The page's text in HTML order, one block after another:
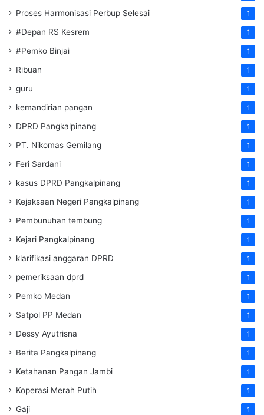
Proses Harmonisasi Perbup Selesai 1
#Depan RS Kesrem 1
#Pemko Binjai 1
Ribuan 1
guru 1
kemandirian pangan 1
DPRD Pangkalpinang 1
PT. Nikomas Gemilang 1
Feri Sardani 1
kasus DPRD Pangkalpinang 1
Kejaksaan Negeri Pangkalpinang 1
Pembunuhan tembung 1
Kejari Pangkalpinang 1
klarifikasi anggaran DPRD 1
pemeriksaan dprd 1
Pemko Medan 1
Satpol PP Medan 1
Dessy Ayutrisna 1
Berita Pangkalpinang 1
Ketahanan Pangan Jambi 1
Koperasi Merah Putih 1
Gaji 1